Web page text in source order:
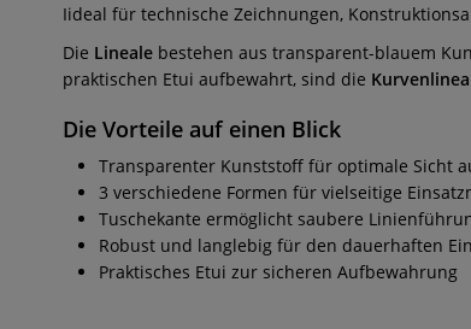
Iideal für technische Zeichnungen,
Die Lineale bestehen aus transparent-blauem
praktischen Etui aufbewahrt, sind die
Die Vorteile auf einen Blick
Transparenter Kunststoff für optimale Sicht
3 verschiedene Formen für vielseitige
Tuschekante ermöglicht saubere
Robust und langlebig für den dauerhaften
Praktisches Etui zur sicheren Aufbewahrung